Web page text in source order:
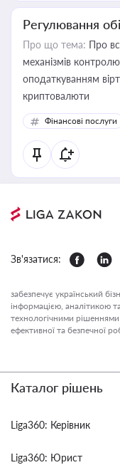
Регулювання
Про що тема: Про
механізмів
оподаткуванням
криптовалюти
Фінансові послуги
Зв'язатися:
забезпечує український
інформацією, аналітикою
технологічними
ефективної та безпечної
Каталог рішень
Liga360: Керівник
Liga360: Юрист